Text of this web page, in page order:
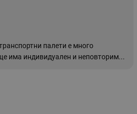
палети е много
има индивидуален и неповторим...